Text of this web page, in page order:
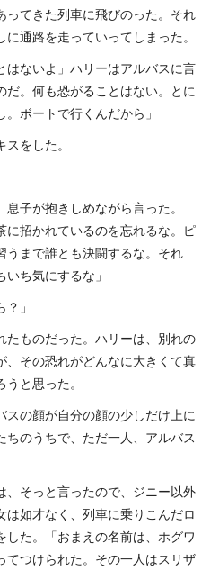
ってきた列車に飛びのった。それ
通路を走っていってしまった。
はないよ」ハリーはアルバスに言
だ。何も恐がることはない。とに
ボートで行くんだから」
をした。
息子が抱きしめながら言った。
に招かれているのを忘れるな。ピ
うまで誰とも決闘するな。それ
ち気にするな」
」
たものだった。ハリーは、別れの
、その恐れがどんなに大きくて真
と思った。
の顔が自分の顔の少しだけ上に
のうちで、ただ一人、アルバス
、そっと言ったので、ジニー以外
如才なく、列車に乗りこんだロ
た。「おまえの名前は、ホグワ
てつけられた。その一人はスリザ